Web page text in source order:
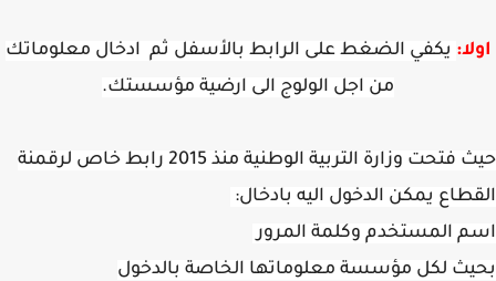
يكفي الضغط على الرابط بالأسفل ثم ادخال معلوماتك
من اجل الولوج الى ارضية مؤسستك.
حيث فتحت وزارة التربية الوطنية منذ 2015 رابط خاص لرقمنة
يمكن الدخول اليه بادخال:
المستخدم وكلمة المرور
لكل مؤسسة معلوماتها الخاصة بالدخول